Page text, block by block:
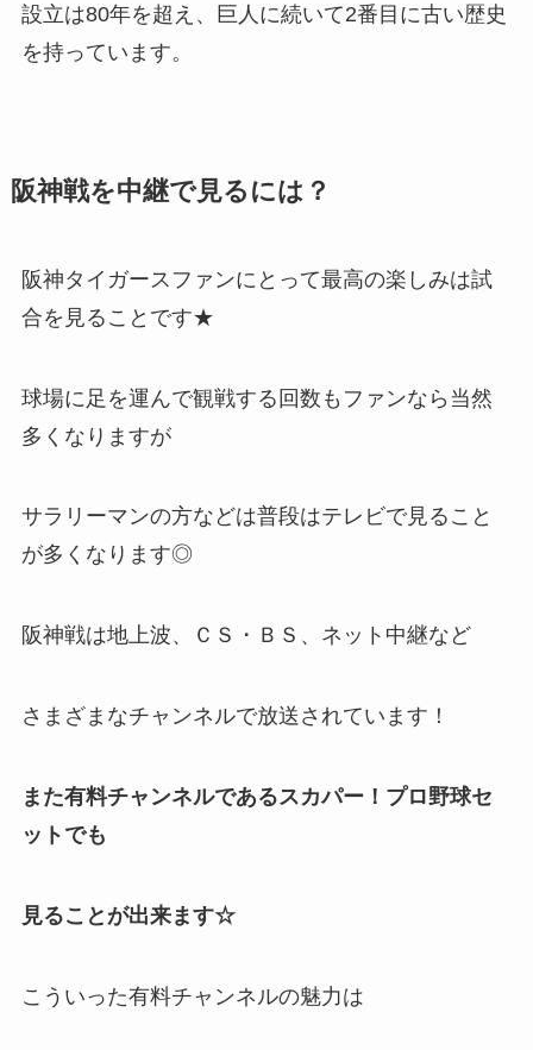
設立は80年を超え、巨人に続いて2番目に古い歴史
を持っています。
阪神戦を中継で見るには？
阪神タイガースファンにとって最高の楽しみは試
合を見ることです★
球場に足を運んで観戦する回数もファンなら当然
多くなりますが
サラリーマンの方などは普段はテレビで見ること
が多くなります◎
阪神戦は地上波、ＣＳ・ＢＳ、ネット中継など
さまざまなチャンネルで放送されています！
また有料チャンネルであるスカパー！プロ野球セ
ットでも
見ることが出来ます☆
こういった有料チャンネルの魅力は